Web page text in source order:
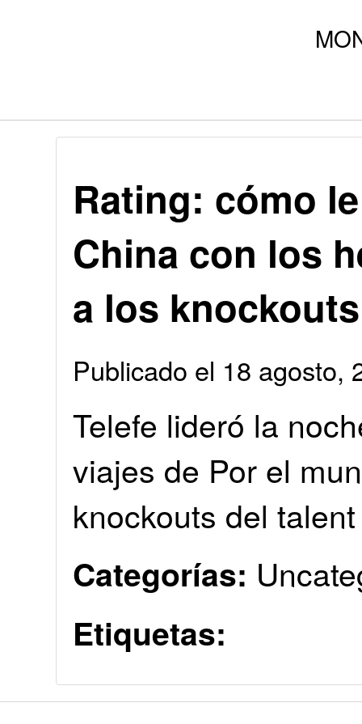
Rating: cómo
China con los
a los
Publicado el 18 agosto,
Telefe lideró la
viajes de Por el
knockouts del
Categorías:
Etiquetas: